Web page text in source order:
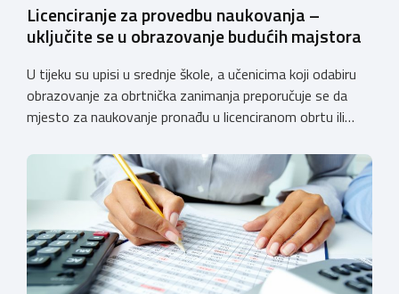
Licenciranje za provedbu naukovanja –
uključite se u obrazovanje budućih majstora
U tijeku su upisi u srednje škole, a učenicima koji odabiru
obrazovanje za obrtnička zanimanja preporučuje se da
mjesto za naukovanje pronađu u licenciranom obrtu ili
koji još nemaju licenciju da pokrenu postupak
licenciranja kako bi budućim učenicima omogućili
kvalitetno i sigurno stjecanje praktičnih znanja, a
istodobno ulagali u razvoj […]